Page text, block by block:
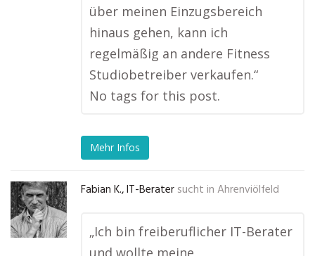
über meinen Einzugsbereich
hinaus gehen, kann ich
regelmäßig an andere Fitness
Studiobetreiber verkaufen.“
No tags for this post.
Mehr Infos
Fabian K., IT-Berater sucht in Ahrenviölfeld
„Ich bin freiberuflicher IT-Berater
und wollte meine